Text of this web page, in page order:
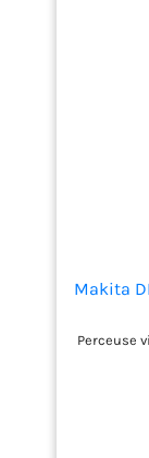
Makita
Perceuse